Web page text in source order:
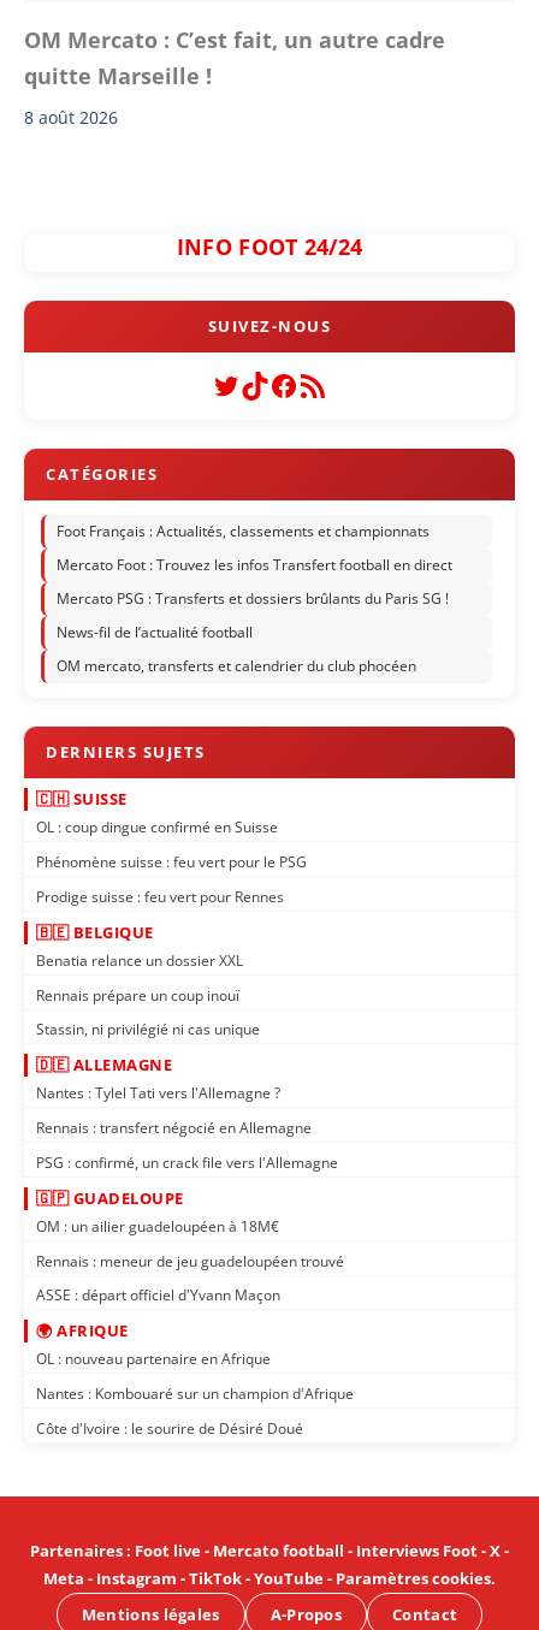
OM Mercato : C’est fait, un autre cadre
quitte Marseille !
8 août 2026
INFO FOOT 24/24
Twitter
TikTok
Facebook
Flux RSS
Foot Français : Actualités, classements et championnats
Mercato Foot : Trouvez les infos Transfert football en direct
Mercato PSG : Transferts et dossiers brûlants du Paris SG !
News-fil de l’actualité football
OM mercato, transferts et calendrier du club phocéen
🇨🇭 SUISSE
OL : coup dingue confirmé en Suisse
Phénomène suisse : feu vert pour le PSG
Prodige suisse : feu vert pour Rennes
🇧🇪 BELGIQUE
Benatia relance un dossier XXL
Rennais prépare un coup inouï
Stassin, ni privilégié ni cas unique
🇩🇪 ALLEMAGNE
Nantes : Tylel Tati vers l'Allemagne ?
Rennais : transfert négocié en Allemagne
PSG : confirmé, un crack file vers l'Allemagne
🇬🇵 GUADELOUPE
OM : un ailier guadeloupéen à 18M€
Rennais : meneur de jeu guadeloupéen trouvé
ASSE : départ officiel d'Yvann Maçon
🌍 AFRIQUE
OL : nouveau partenaire en Afrique
Nantes : Kombouaré sur un champion d'Afrique
Côte d'Ivoire : le sourire de Désiré Doué
Partenaires: Foot live- Mercato football - Interviews Foot-X-
Meta - Instagram -TikTok-YouTube- Paramètres cookies.
Mentions légales
A-Propos Contact